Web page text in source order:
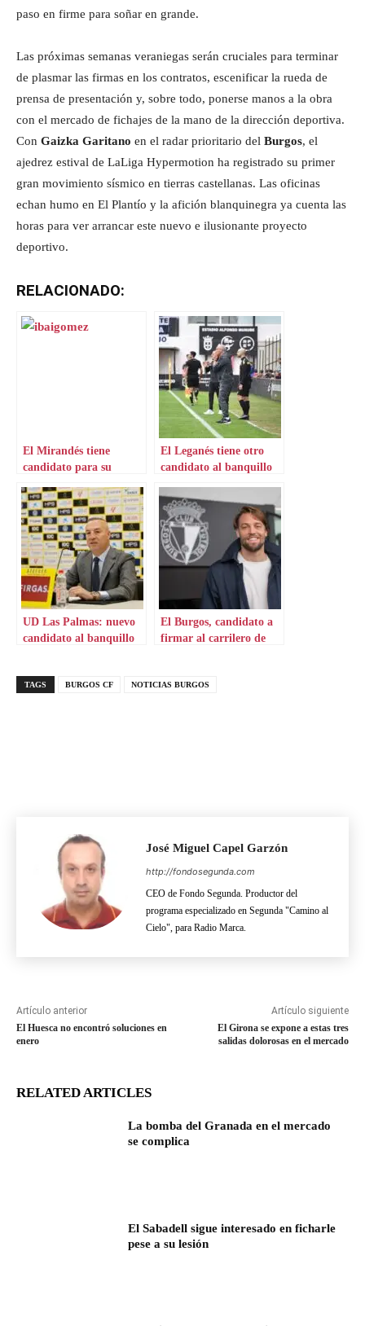
paso en firme para soñar en grande.
Las próximas semanas veraniegas serán cruciales para terminar
de plasmar las firmas en los contratos, escenificar la rueda de
prensa de presentación y, sobre todo, ponerse manos a la obra
con el mercado de fichajes de la mano de la dirección deportiva.
Con Gaizka Garitano en el radar prioritario del Burgos, el
ajedrez estival de LaLiga Hypermotion ha registrado su primer
gran movimiento sísmico en tierras castellanas. Las oficinas
echan humo en El Plantío y la afición blanquinegra ya cuenta las
horas para ver arrancar este nuevo e ilusionante proyecto
deportivo.
RELACIONADO:
El Mirandés tiene
candidato para su
El Leganés tiene otro
candidato al banquillo
UD Las Palmas: nuevo
candidato al banquillo
El Burgos, candidato a
firmar al carrilero de
TAGS BURGOS CF NOTICIAS BURGOS
José Miguel Capel Garzón
http://fondosegunda.com
CEO de Fondo Segunda. Productor del
programa especializado en Segunda "Camino al
Cielo", para Radio Marca.
Artículo anterior
El Huesca no encontró soluciones en
enero
Artículo siguiente
El Girona se expone a estas tres
salidas dolorosas en el mercado
RELATED ARTICLES
La bomba del Granada en el mercado
se complica
El Sabadell sigue interesado en ficharle
pese a su lesión